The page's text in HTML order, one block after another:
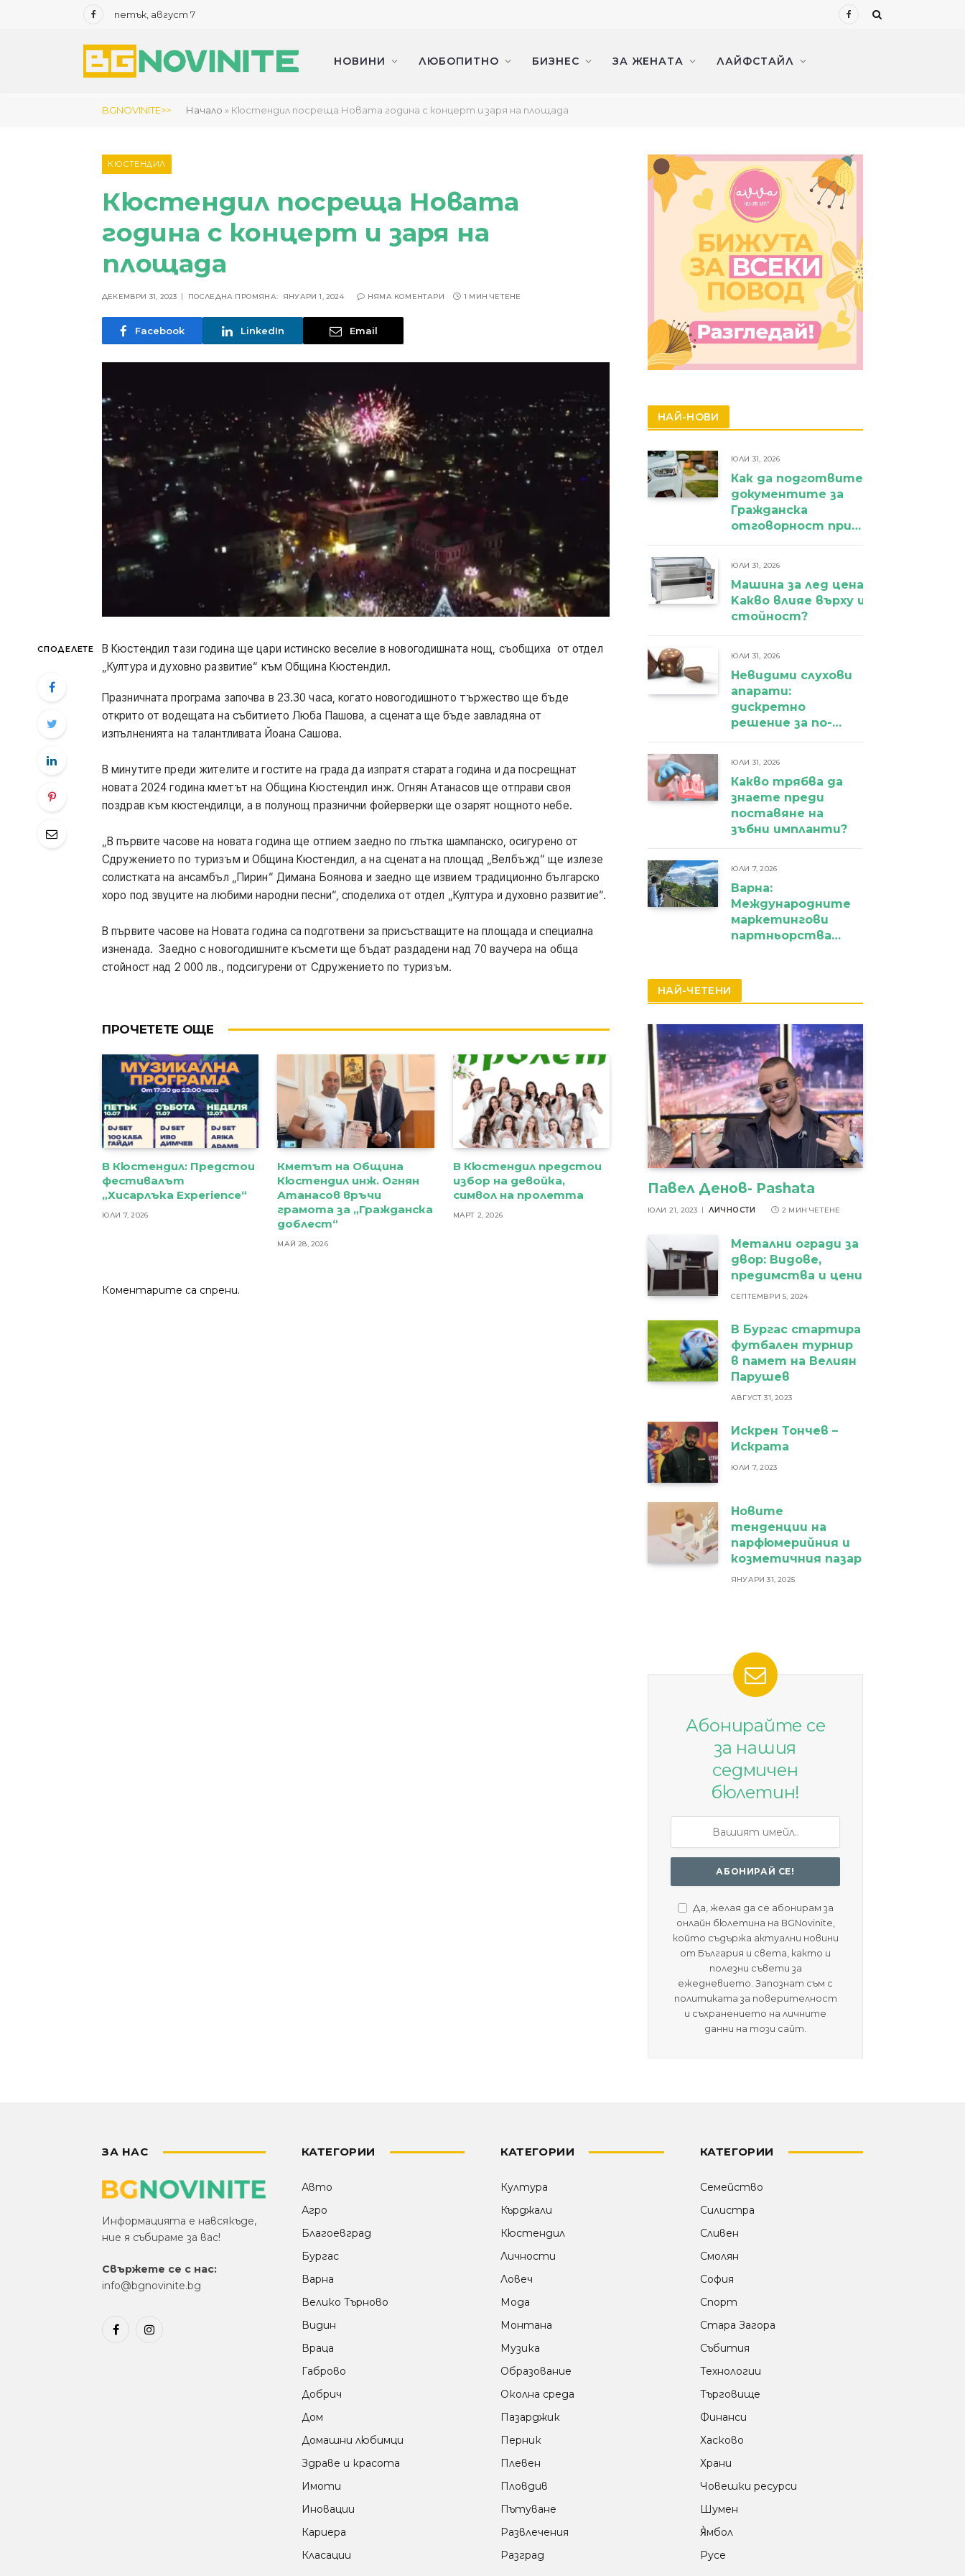
Facebook
петък, август 7 Facebook
НОВИНИ ЛЮБОПИТНО БИЗНЕС ЗА ЖЕНАТА ЛАЙФСТАЙЛ
BGNOVINITE>> Начало » Кюстендил посреща Новата година с концерт и заря на площада
КЮСТЕНДИЛ
Кюстендил посреща Новата
година с концерт и заря на
площада
ДЕКЕМВРИ 31, 2023 ПОСЛЕДНА ПРОМЯНА: ЯНУАРИ 1, 2024 НЯМА КОМЕНТАРИ 1 МИН ЧЕТЕНЕ
Facebook LinkedIn Email
СПОДЕЛЕТЕ
В Кюстендил тази година ще цари истинско веселие в новогодишната нощ, съобщиха от отдел
„Култура и духовно развитие“ към Община Кюстендил.
Празничната програма започва в 23.30 часа, когато новогодишното тържество ще бъде
открито от водещата на събитието Люба Пашова, а сцената ще бъде завладяна от
изпълненията на талантливата Йоана Сашова.
В минутите преди жителите и гостите на града да изпратя старата година и да посрещнат
новата 2024 година кметът на Община Кюстендил инж. Огнян Атанасов ще отправи своя
поздрав към кюстендилци, а в полунощ празнични фойерверки ще озарят нощното небе.
„В първите часове на новата година ще отпием заедно по глътка шампанско, осигурено от
Сдружението по туризъм и Община Кюстендил, а на сцената на площад „Велбъжд“ ще излезе
солистката на ансамбъл „Пирин“ Димана Боянова и заедно ще извием традиционно българско
хоро под звуците на любими народни песни“, споделиха от отдел „Култура и духовно развитие“.
В първите часове на Новата година са подготвени за присъстващите на площада и специална
изненада. Заедно с новогодишните късмети ще бъдат раздадени над 70 ваучера на обща
стойност над 2 000 лв., подсигурени от Сдружението по туризъм.
ПРОЧЕТЕТЕ ОЩЕ
В Кюстендил: Предстои
фестивалът
„Хисарлъка Experience“
ЮЛИ 7, 2026
Кметът на Община
Кюстендил инж. Огнян
Атанасов връчи
грамота за „Гражданска
доблест“
МАЙ 28, 2026
В Кюстендил предстои
избор на девойка,
символ на пролетта
МАРТ 2, 2026
Коментарите са спрени.
НАЙ-НОВИ
ЮЛИ 31, 2026
Как да подготвите
документите за
Гражданска
отговорност при
ЮЛИ 31, 2026
Машина за лед цена:
Kакво влияе върху избора и
стойност?
ЮЛИ 31, 2026
Невидими слухови
апарати:
дискретно
решение за по-
ЮЛИ 31, 2026
Какво трябва да
знаете преди
поставяне на
зъбни импланти?
ЮЛИ 7, 2026
Варна:
Международните
маркетингови
партньорства
НАЙ-ЧЕТЕНИ
Павел Денов- Pashata
ЮЛИ 21, 2023 ЛИЧНОСТИ 2 МИН ЧЕТЕНЕ
Метални огради за
двор: Видове,
предимства и цени
СЕПТЕМВРИ 5, 2024
В Бургас стартира
футбален турнир
в памет на Велиян
Парушев
АВГУСТ 31, 2023
Искрен Тончев –
Искрата
ЮЛИ 7, 2023
Новите
тенденции на
парфюмерийния и
козметичния пазар
ЯНУАРИ 31, 2025
Абонирайте се
за нашия
седмичен
бюлетин!
Да, желая да се абонирам за
онлайн бюлетина на BGNovinite,
който съдържа актуални новини
от България и света, както и
полезни съвети за
ежедневието. Запознат съм с
политиката за поверителност
и съхранението на личните
данни на този сайт.
ЗА НАС
Информацията е навсякъде,
ние я събираме за вас!
Свържете се с нас:
info@bgnovinite.bg
FacebookInstagram
КАТЕГОРИИ
Авто
Агро
Благоевград
Бургас
Варна
Велико Търново
Видин
Враца
Габрово
Добрич
Дом
Домашни любимци
Здраве и красота
Имоти
Иновации
Кариера
Класации
КАТЕГОРИИ
Култура
Кърджали
Кюстендил
Личности
Ловеч
Мода
Монтана
Музика
Образование
Околна среда
Пазарджик
Перник
Плевен
Пловдив
Пътуване
Развлечения
Разград
КАТЕГОРИИ
Семейство
Силистра
Сливен
Смолян
София
Спорт
Стара Загора
Събития
Технологии
Търговище
Финанси
Хасково
Храни
Човешки ресурси
Шумен
Я̀мбол
Русе